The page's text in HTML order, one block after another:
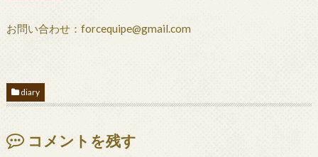
お問い合わせ：forcequipe@gmail.com
diary
コメントを残す